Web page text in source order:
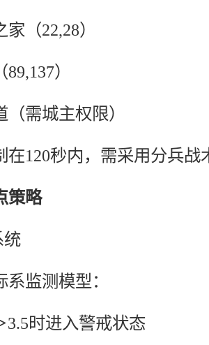
（22,28）
）
需城主权限）
在120秒内，需采用分兵战
策略
统
监测模型：
3.5时进入警戒状态